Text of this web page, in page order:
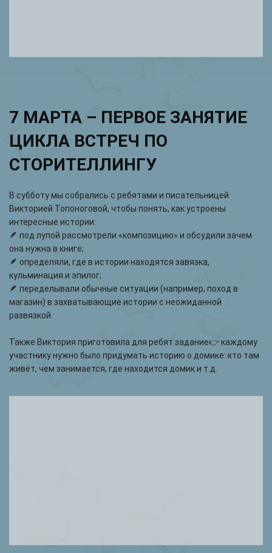
7 МАРТА – ПЕРВОЕ ЗАНЯТИЕ
ЦИКЛА ВСТРЕЧ ПО
СТОРИТЕЛЛИНГУ
В субботу мы собрались с ребятами и писательницей
Викторией Топоноговой, чтобы понять, как устроены
интересные истории:
🪶 под лупой рассмотрели «композицию» и обсудили зачем
она нужна в книге;
🪶 определяли, где в истории находятся завязка,
кульминация и эпилог;
🪶 переделывали обычные ситуации (например, поход в
магазин) в захватывающие истории с неожиданной
развязкой.
Также Виктория приготовила для ребят задание👉 каждому
участнику нужно было придумать историю о домике: кто там
живёт, чем занимается, где находится домик и т.д.